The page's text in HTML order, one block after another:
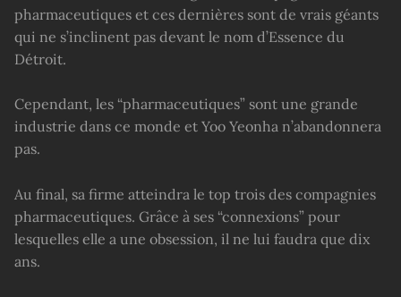
pharmaceutiques et ces dernières sont de vrais géants
qui ne s’inclinent pas devant le nom d’Essence du
Détroit.
Cependant, les “pharmaceutiques” sont une grande
industrie dans ce monde et Yoo Yeonha n’abandonnera
pas.
Au final, sa firme atteindra le top trois des compagnies
pharmaceutiques. Grâce à ses “connexions” pour
lesquelles elle a une obsession, il ne lui faudra que dix
ans.